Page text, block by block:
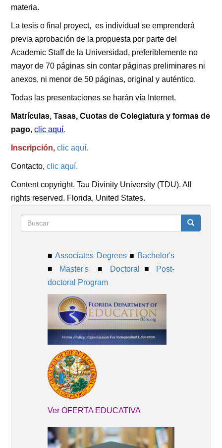
materia.
La tesis o final proyect, es individual se emprenderá
previa aprobación de la propuesta por parte del
Academic Staff de la Universidad, preferiblemente no
mayor de 70 páginas sin contar páginas preliminares ni
anexos, ni menor de 50 páginas, original y auténtico.
Todas las presentaciones se harán vía Internet.
Matrículas, Tasas, Cuotas de Colegiatura y formas de
pago,clic aquí.
Inscripción, clic aquí.
Contacto, clic aquí.
Content copyright. Tau Divinity University (TDU). All
rights reserved. Florida, United States.
Formulario
búsqueda
■Associates Degrees■ Bachelor's
■
Master's ■ Doctoral ■
Post-
doctoral Program
Ver OFERTA EDUCATIVA